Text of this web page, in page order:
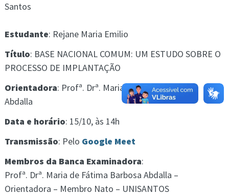
Santos
Estudante: Rejane Maria Emilio
Título: BASE NACIONAL COMUM: UM ESTUDO SOBRE O
PROCESSO DE IMPLANTAÇÃO
Orientadora: Profª. Drª. Maria de Fátima Barbosa
Abdalla
Data e horário: 15/10, às 14h
Transmissão: Pelo Google Meet
Membros da Banca Examinadora:
Profª. Drª. Maria de Fátima Barbosa Abdalla –
Orientadora – Membro Nato – UNISANTOS